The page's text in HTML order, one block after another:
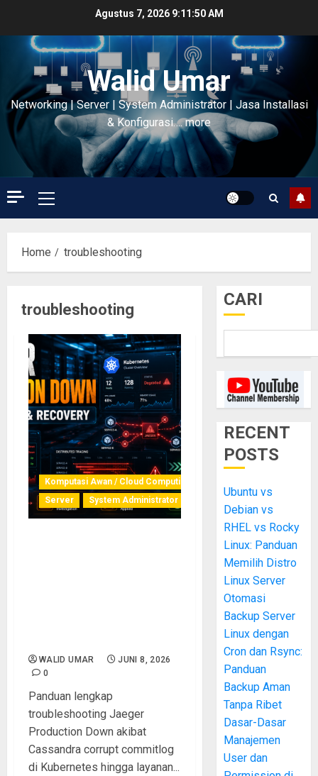
content
Agustus 7, 2026 9:11:51 AM
Walid Umar
Networking | Server | System Administrator | Jasa Installasi
& Konfigurasi…. more
Primary
Menu
Home troubleshooting
troubleshooting
Komputasi Awan / Cloud Computing
Server
System Administrator
WALID UMAR
JUNI 8, 2026
0
Panduan lengkap
troubleshooting Jaeger
Production Down akibat
Cassandra corrupt commitlog
di Kubernetes hingga layanan...
CARI
RECENT
POSTS
Ubuntu vs
Debian vs
RHEL vs Rocky
Linux: Panduan
Memilih Distro
Linux Server
Otomasi
Backup Server
Linux dengan
Cron dan Rsync:
Panduan
Backup Aman
Tanpa Ribet
Dasar-Dasar
Manajemen
User dan